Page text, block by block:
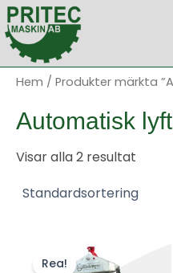
Hoppa
till
innehåll
Hem / Produkter märkta
Automatisk
Visar alla 2 resultat
Rea!